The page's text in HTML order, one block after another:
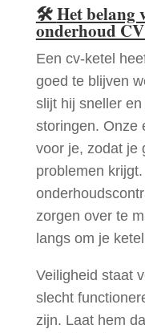
🛠Het belang
onderhoud
Een cv-ketel
goed te blijven
slijt hij sneller
storingen. Onze
voor je, zodat je
problemen
zorgen over te
langs om je
Veiligheid staat
slecht
zijn. Laat hem